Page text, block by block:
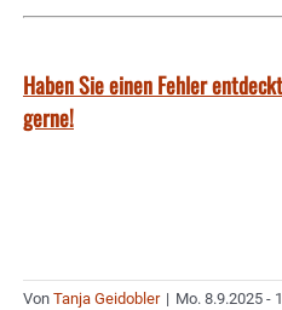
Haben Sie einen Fehler
gerne!
Von Tanja Geidobler | Mo. 8.9.2025 -